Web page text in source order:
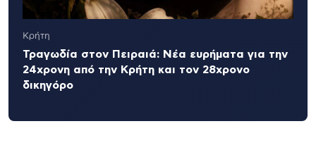
Κρήτη
Τραγωδία στον Πειραιά: Νέα ευρήματα για την
24χρονη από την Κρήτη και τον 28χρονο
δικηγόρο